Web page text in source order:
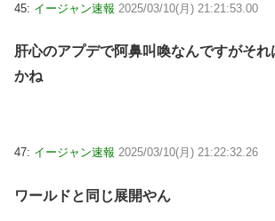
45: イージャン速報 2025/03/10(月) 21:21:53.00
肝心のアプデで阿鼻叫喚なんですがそ
かね
47: イージャン速報 2025/03/10(月) 21:22:32.26
ワールドと同じ展開やん